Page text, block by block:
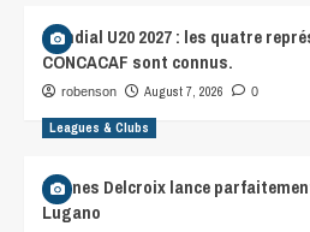
Mondial U20 2027 : les quatre
CONCACAF sont connus.
robenson August 7, 2026 0
Leagues & Clubs
Hannes Delcroix lance
Lugano